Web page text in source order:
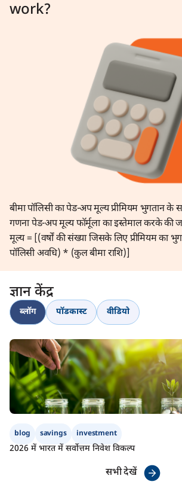
work?
बीमा पॉलिसी का पेड-अप मूल्य प्रीमियम भुगतान के
गणना पेड-अप मूल्य फॉर्मूला का इस्तेमाल करके की
मूल्य = [(वर्षों की संख्या जिसके लिए प्रीमियम का
पॉलिसी अवधि) * (कुल बीमा राशि)]
ज्ञान केंद्र
ब्लॉग पॉडकास्ट वीडियो
blog savings investment
2026 में भारत में सर्वोत्तम निवेश विकल्प
सभी देखें